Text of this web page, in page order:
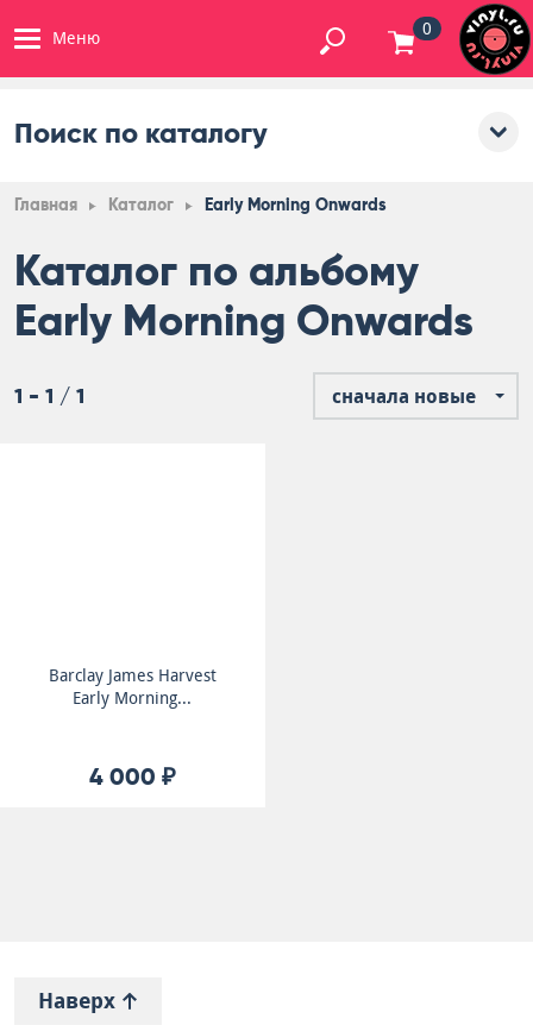
Меню 0
Поиск по каталогу
Главная Каталог Early Morning Onwards
Каталог по альбому
Early Morning Onwards
1 - 1 / 1 сначала новые
Barclay James Harvest
Early Morning...
4 000 ₽
Наверх